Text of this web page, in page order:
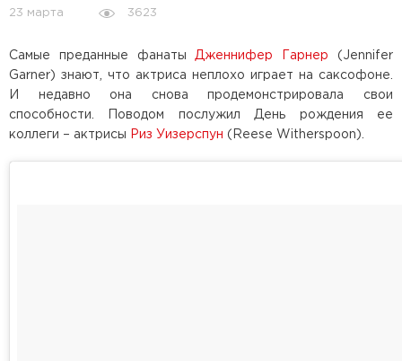
23 марта 3623
Самые преданные фанаты Дженнифер Гарнер
(Jennifer
Garner) знают, что актриса неплохо играет на саксофоне.
И недавно она снова продемонстрировала свои
способности. Поводом послужил День рождения ее
коллеги – актрисы
Риз Уизерспун (Reese Witherspoon).